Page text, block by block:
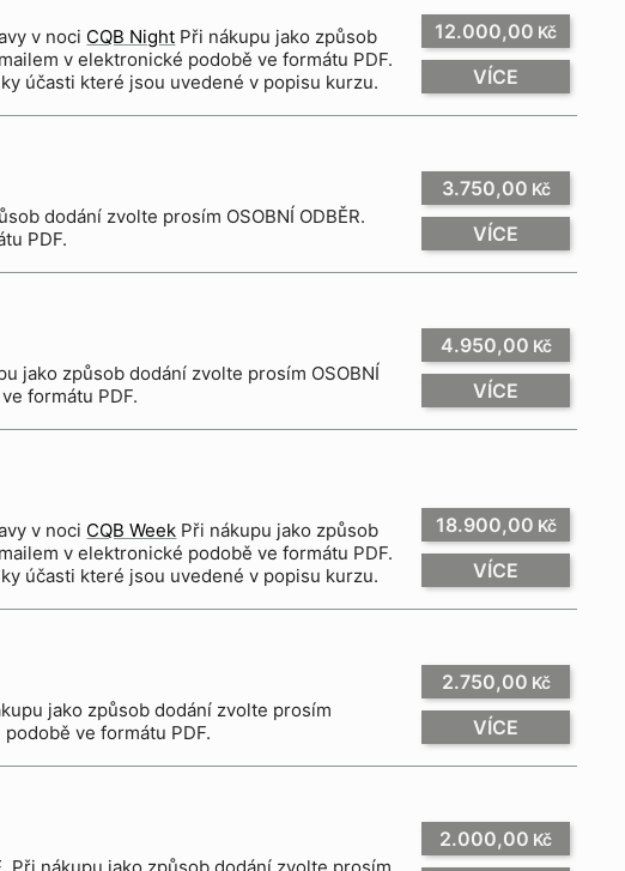
v noci CQB Night
v elektronické podobě ve formátu PDF.
účasti které jsou uvedené v popisu kurzu.
12.000,00 Kč
VÍCE
dodání zvolte prosím OSOBNÍ ODBĚR.
PDF.
3.750,00 Kč
VÍCE
jako způsob dodání zvolte prosím OSOBNÍ
formátu PDF.
4.950,00 Kč
VÍCE
v noci CQB Week
v elektronické podobě ve formátu PDF.
účasti které jsou uvedené v popisu kurzu.
18.900,00 Kč
VÍCE
ve formátu PDF.
2.750,00 Kč
VÍCE
2.000,00 Kč